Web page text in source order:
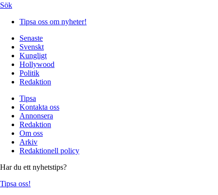
Sök
Tipsa oss om nyheter!
Senaste
Svenskt
Kungligt
Hollywood
Politik
Redaktion
Tipsa
Kontakta oss
Annonsera
Redaktion
Om oss
Arkiv
Redaktionell policy
Har du ett nyhetstips?
Tipsa oss!